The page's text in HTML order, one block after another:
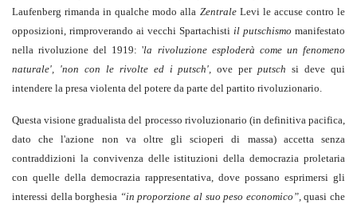
Laufenberg rimanda in qualche modo alla ZentraleLevi le accuse contro le
opposizioni, rimproverando ai vecchi Spartachisti il putschismo manifestato
nella rivoluzione del 1919: 'la rivoluzione esploderà come un fenomeno
naturale', 'non con le rivolte ed i putsch',ove perputsch si deve qui
intendere la presa violenta del potere da parte del partito rivoluzionario.
Questa visione gradualista del processo rivoluzionario (in definitiva pacifica,
dato che l'azione non va oltre gli scioperi di massa) accetta senza
contraddizioni la convivenza delle istituzioni della democrazia proletaria
con quelle della democrazia rappresentativa, dove possano esprimersi gli
interessi della borghesia “in proporzione al suo peso economico”,quasi che